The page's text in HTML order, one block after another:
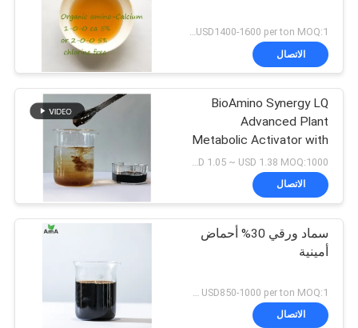
USD1400-1600 per ton MOQ:1 طن متري
الاتصال
BioAmino Synergy LQ
Advanced Plant
Metabolic Activator with
Chelated Micronutrients
& Functional Amino Acids
(مفعّل متبادل النباتات
الدقيقة المتخلطة
والحمضات الأمينية
الاتصال
سماد ورقي 30% أحماض
أمينية
الاتصال